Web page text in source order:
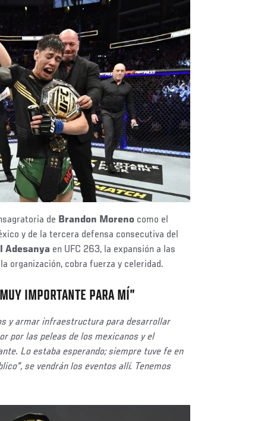
de Brandon Moreno como el
y de la tercera defensa consecutiva del
Adesanya en UFC 263, la expansión a las
organización, cobra fuerza y celeridad.
IMPORTANTE PARA MÍ”
y armar infraestructura para desarrollar
por las peleas de los mexicanos y el
Lo estaba esperando; siempre tuve fe en
se vendrán los eventos allí. Tenemos